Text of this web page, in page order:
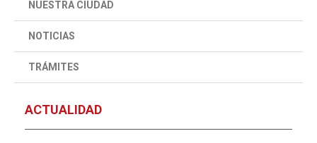
NUESTRA CIUDAD
NOTICIAS
TRÁMITES
ACTUALIDAD